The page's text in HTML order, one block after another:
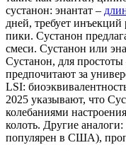
сустанон: энантат –
дней, требует
пики. Сустанон
смеси. Сустанон или
Сустанон, для
предпочитают за
LSI:
2025 указывают, что
колебаниями
колоть. Другие
популярен в США),